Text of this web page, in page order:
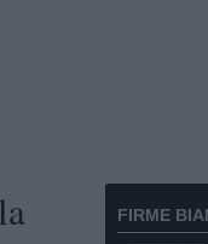
FIRME